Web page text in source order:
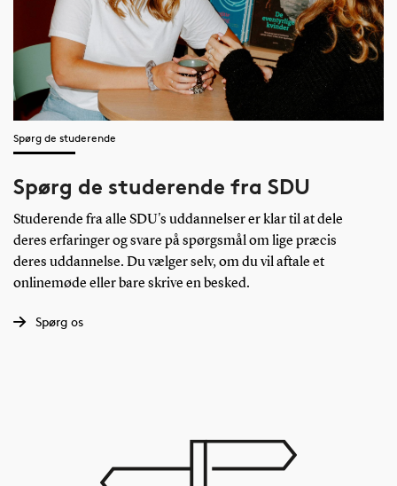
Spørg de studerende
Spørg de studerende fra SDU
Studerende fra alle SDU's uddannelser er klar til at dele
deres erfaringer og svare på spørgsmål om lige præcis
deres uddannelse. Du vælger selv, om du vil aftale et
onlinemøde eller bare skrive en besked.
Spørg os